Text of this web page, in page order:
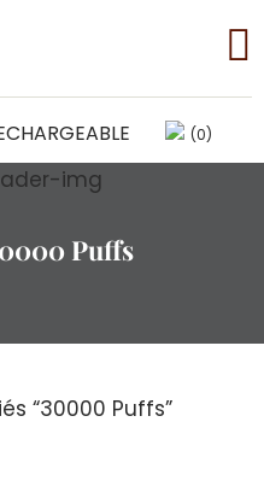
(0)
Puffs
“30000 Puffs”